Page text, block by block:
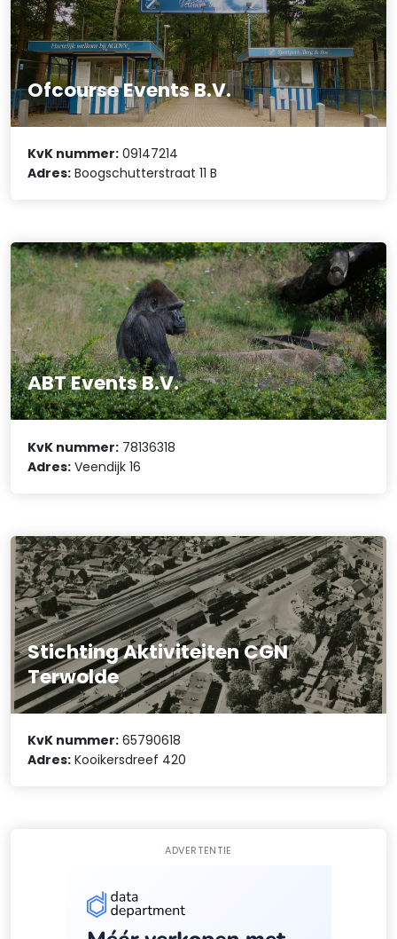
Ofcourse Events B.V.
KvK nummer: 09147214
Adres: Boogschutterstraat 11 B
ABT Events B.V.
KvK nummer: 78136318
Adres: Veendijk 16
Stichting Aktiviteiten CGN
Terwolde
KvK nummer: 65790618
Adres: Kooikersdreef 420
ADVERTENTIE